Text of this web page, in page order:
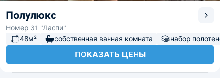
Полулюкс
Номер 31 "Ласпи"
48м²
собственная ванная комната набор
ПОКАЗАТЬ ЦЕНЫ